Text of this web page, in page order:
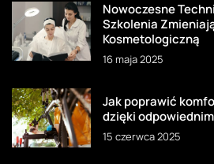
Nowoczesne
Szkolenia
Kosmetologiczną
16 maja 2025
Jak poprawić
dzięki
15 czerwca 2025